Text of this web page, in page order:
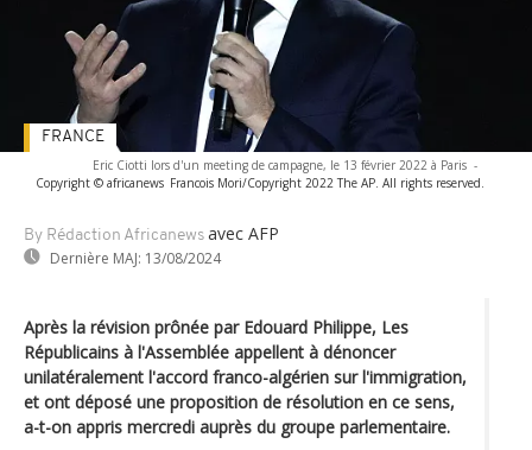
Eric Ciotti lors d'un meeting de campagne, le 13 février 2022 à Paris -
Copyright © africanews Francois Mori/Copyright 2022 The AP. All rights reserved.
By Rédaction Africanews avec AFP
Dernière MAJ: 13/08/2024
FRANCE
Après la révision prônée par Edouard Philippe, Les
Républicains à l'Assemblée appellent à dénoncer
unilatéralement l'accord franco-algérien sur l'immigration,
et ont déposé une proposition de résolution en ce sens,
a-t-on appris mercredi auprès du groupe parlementaire.